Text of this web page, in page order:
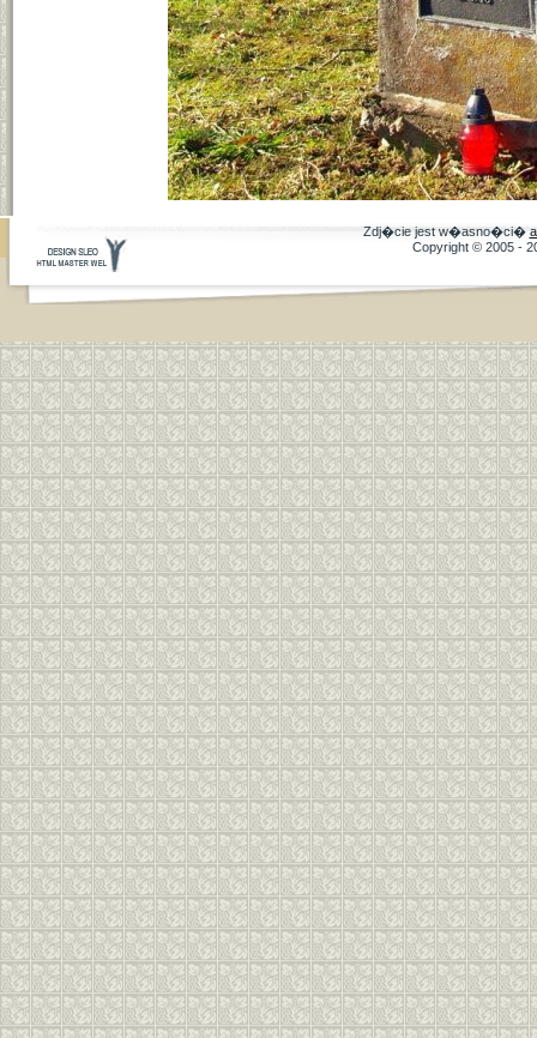
Zdj�cie jest w�asno�ci�
Copyright © 2005 -